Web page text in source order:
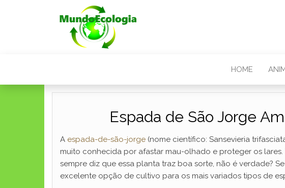
HOME
Espada de São Jorge
A espada-de-são-jorge (nome científico: Sansevieria
muito conhecida por afastar mau-olhado e proteger os
sempre diz que essa planta traz boa sorte, não é verdade?
excelente opção de cultivo para os mais variados tipos de